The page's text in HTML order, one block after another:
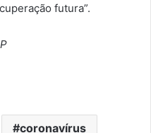
futura”.
coronavírus